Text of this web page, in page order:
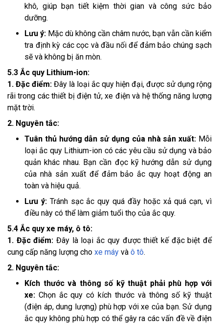
khô, giúp bạn tiết kiệm thời gian và công sức bảo
dưỡng.
Lưu ý: Mặc dù không cần châm nước, bạn vẫn cần kiểm
tra định kỳ các cọc và đầu nối để đảm bảo chúng sạch
sẽ và không bị ăn mòn.
5.3 Ắc quy Lithium-ion:
1. Đặc điểm: Đây là loại ắc quy hiện đại, được sử dụng rộng
rãi trong các thiết bị điện tử, xe điện và hệ thống năng lượng
mặt trời.
2. Nguyên tắc:
Tuân thủ hướng dẫn sử dụng của nhà sản xuất: Mỗi
loại ắc quy Lithium-ion có các yêu cầu sử dụng và bảo
quản khác nhau. Bạn cần đọc kỹ hướng dẫn sử dụng
của nhà sản xuất để đảm bảo ắc quy hoạt động an
toàn và hiệu quả.
Lưu ý: Tránh sạc ắc quy quá đầy hoặc xả quá cạn, vì
điều này có thể làm giảm tuổi thọ của ắc quy.
5.4 Ắc quy xe máy, ô tô:
1. Đặc điểm:Đây là loại ắc quy được thiết kế đặc biệt để
cung cấp năng lượng cho xe máy và ô tô.
2. Nguyên tắc:
Kích thước và thông số kỹ thuật phải phù hợp với
xe: Chọn ắc quy có kích thước và thông số kỹ thuật
(điện áp, dung lượng) phù hợp với xe của bạn. Sử dụng
ắc quy không phù hợp có thể gây ra các vấn đề về điện